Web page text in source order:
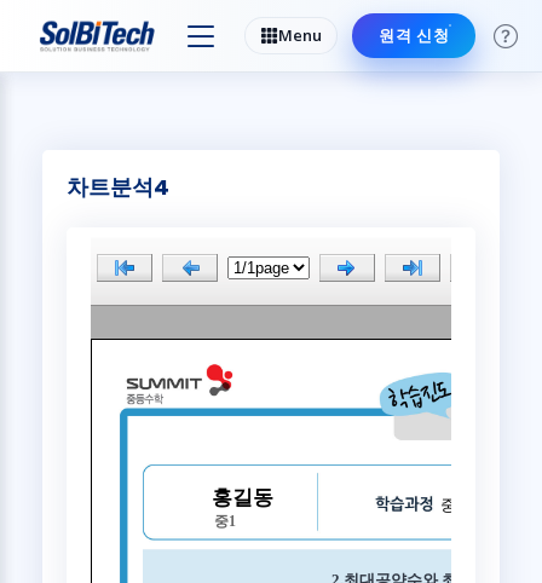
sample60.jsp Menu 원격 신청
차트분석4